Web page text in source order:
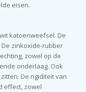
eisen.
katoenweefsel. De
zinkoxide-rubber
zowel op de
onderlaag. Ook
De rigiditeit van
effect, zowel